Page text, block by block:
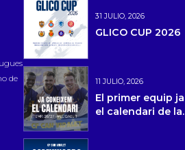
de
31 JULIO, 2026
GLICO CUP 2026
11 JULIO, 2026
El primer equip
el calendari de la